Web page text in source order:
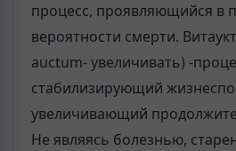
процесс, проявляющийся в
вероятности смерти.
auctum- увеличивать) -
стабилизирующий
увеличивающий
Не являясь болезнью,